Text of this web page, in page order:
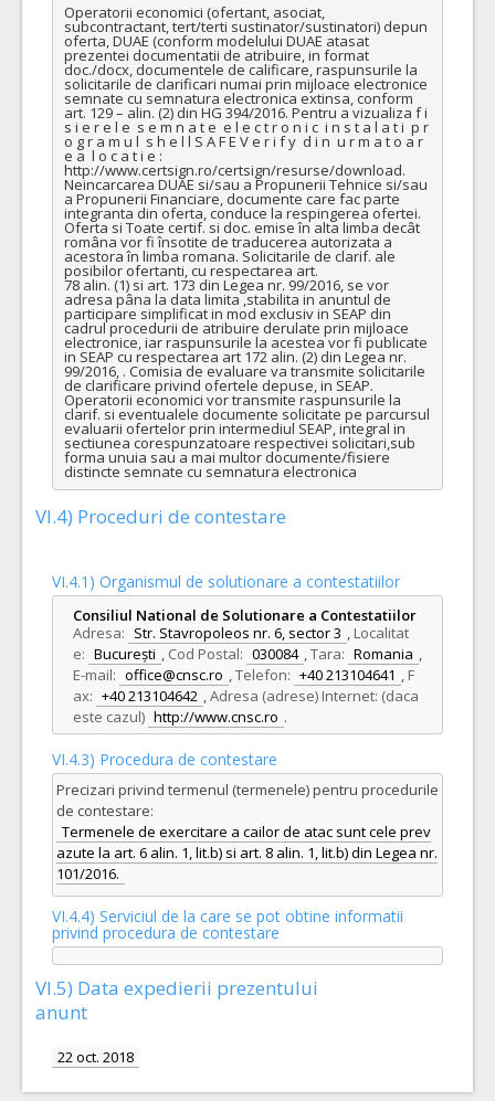
Operatorii economici (ofertant, asociat,
subcontractant, tert/terti sustinator/sustinatori) depun
oferta, DUAE (conform modelului DUAE atasat
prezentei documentatii de atribuire, in format
doc./docx, documentele de calificare, raspunsurile la
solicitarile de clarificari numai prin mijloace electronice
semnate cu semnatura electronica extinsa, conform
art. 129 – alin. (2) din HG 394/2016. Pentru a vizualiza f i
s i e r e l e  s e m n a t e  e l e c t r o n i c  i n s t a l a t i  p r
o g r a m u l  s h e l l S A F E V e r i f y  d i n  u r m a t o a r
e a  l o c a t i e :
http://www.certsign.ro/certsign/resurse/download.
Neincarcarea DUAE si/sau a Propunerii Tehnice si/sau
a Propunerii Financiare, documente care fac parte
integranta din oferta, conduce la respingerea ofertei.
Oferta si Toate certif. si doc. emise în alta limba decât
româna vor fi însotite de traducerea autorizata a
acestora în limba romana. Solicitarile de clarif. ale
posibilor ofertanti, cu respectarea art.
78 alin. (1) si art. 173 din Legea nr. 99/2016, se vor
adresa pâna la data limita ,stabilita in anuntul de
participare simplificat in mod exclusiv in SEAP din
cadrul procedurii de atribuire derulate prin mijloace
electronice, iar raspunsurile la acestea vor fi publicate
in SEAP cu respectarea art 172 alin. (2) din Legea nr.
99/2016, . Comisia de evaluare va transmite solicitarile
de clarificare privind ofertele depuse, in SEAP.
Operatorii economici vor transmite raspunsurile la
clarif. si eventualele documente solicitate pe parcursul
evaluarii ofertelor prin intermediul SEAP, integral in
sectiunea corespunzatoare respectivei solicitari,sub
forma unuia sau a mai multor documente/fisiere
distincte semnate cu semnatura electronica
VI.4) Proceduri de contestare
VI.4.1) Organismul de solutionare a contestatiilor
Consiliul National de Solutionare a Contestatiilor
Adresa: Str. Stavropoleos nr. 6, sector 3 , Localitat
e: București , Cod Postal: 030084 ,Tara: Romania ,
E-mail: office@cnsc.ro ,Telefon: +40 213104641 , F
ax: +40 213104642 ,Adresa (adrese) Internet: (daca
este cazul) http://www.cnsc.ro .
VI.4.3) Procedura de contestare
Precizari privind termenul (termenele) pentru procedurile
de contestare:
Termenele de exercitare a cailor de atac sunt cele prev
azute la art. 6 alin. 1, lit.b) si art. 8 alin. 1, lit.b) din Legea nr.
101/2016.
VI.4.4) Serviciul de la care se pot obtine informatii
privind procedura de contestare
VI.5) Data expedierii prezentului
anunt
22 oct. 2018